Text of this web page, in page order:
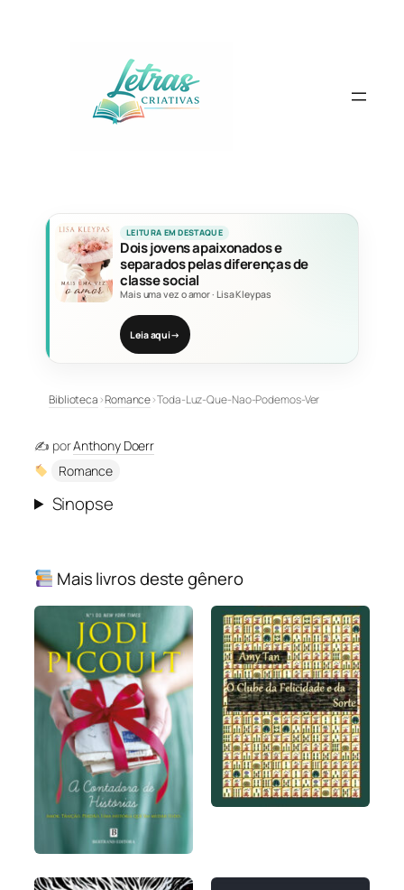
LEITURA EM DESTAQUE
Dois jovens apaixonados e
separados pelas diferenças de
classe social
Mais uma vez o amor· Lisa Kleypas
Leia aqui→
Biblioteca›Romance›Toda-Luz-Que-Nao-Podemos-Ver
✍️ porAnthony Doerr
Romance
Sinopse
Mais livros deste gênero